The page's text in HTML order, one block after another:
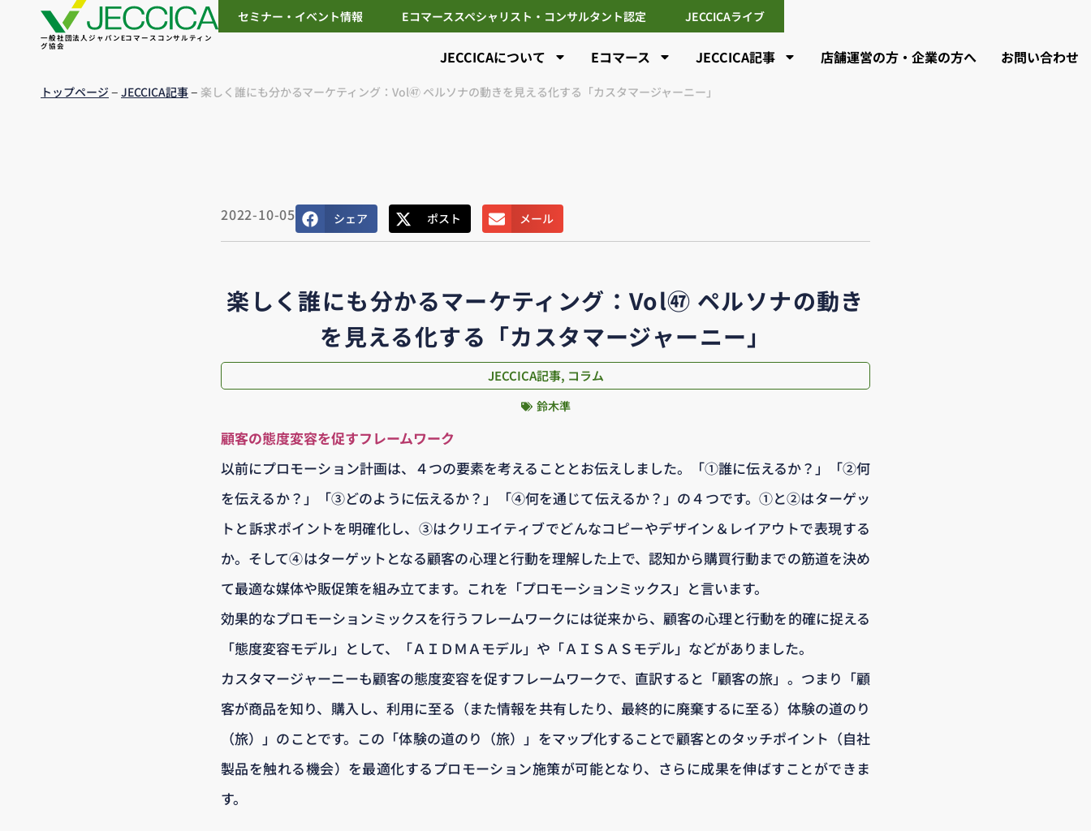
一般社団法人ジャパンEコマースコンサルティン
グ協会
セミナー・イベント情報 Eコマーススペシャリスト・コンサルタント認定 JECCICAライブ
JECCICAについて Eコマース JECCICA記事 店舗運営の方・企業の方へ お問い合わせ
トップページ– JECCICA記事– 楽しく誰にも分かるマーケティング：Vol㊼ ペルソナの動きを見える化する「カスタマージャーニー」
2022-10-05 シェア ポスト メール
楽しく誰にも分かるマーケティング：Vol㊼ ペルソナの動き
を見える化する「カスタマージャーニー」
JECCICA記事, コラム
鈴木準
顧客の態度変容を促すフレームワーク
以前にプロモーション計画は、４つの要素を考えることとお伝えしました。「①誰に伝えるか？」「②何
を伝えるか？」「③どのように伝えるか？」「④何を通じて伝えるか？」の４つです。①と②はターゲッ
トと訴求ポイントを明確化し、③はクリエイティブでどんなコピーやデザイン＆レイアウトで表現する
か。そして④はターゲットとなる顧客の心理と行動を理解した上で、認知から購買行動までの筋道を決め
て最適な媒体や販促策を組み立てます。これを「プロモーションミックス」と言います。
効果的なプロモーションミックスを行うフレームワークには従来から、顧客の心理と行動を的確に捉える
「態度変容モデル」として、「ＡＩＤＭＡモデル」や「ＡＩＳＡＳモデル」などがありました。
カスタマージャーニーも顧客の態度変容を促すフレームワークで、直訳すると「顧客の旅」。つまり「顧
客が商品を知り、購入し、利用に至る（また情報を共有したり、最終的に廃棄するに至る）体験の道のり
（旅）」のことです。この「体験の道のり（旅）」をマップ化することで顧客とのタッチポイント（自社
製品を触れる機会）を最適化するプロモーション施策が可能となり、さらに成果を伸ばすことができま
す。